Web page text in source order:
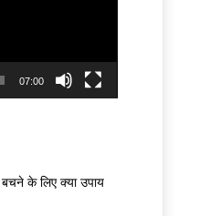
07:00
बचने के लिए क्या उपाय